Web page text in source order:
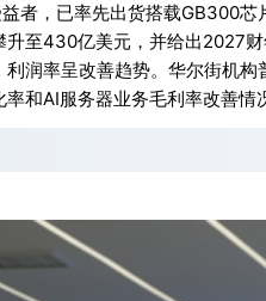
者，已率先出货搭载GB300
升至430亿美元，并给出2027
润率呈改善趋势。华尔街机
率和AI服务器业务毛利率改善情